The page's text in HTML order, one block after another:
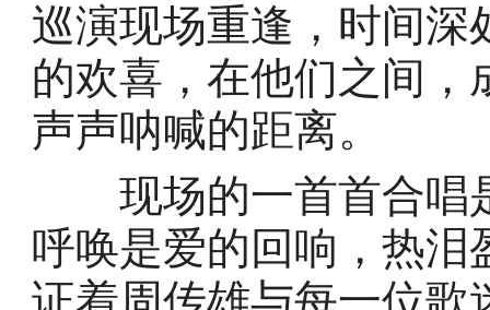
巡演现场重逢，时间深
的欢喜，在他们之间
声声呐喊的距离。
现场的一首首合唱
呼唤是爱的回响，热泪